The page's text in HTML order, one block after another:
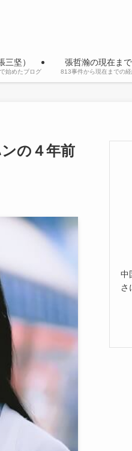
坚）
始めたブログ
張哲瀚の現在ま
813事件から現在までの
の４年前
中
さ